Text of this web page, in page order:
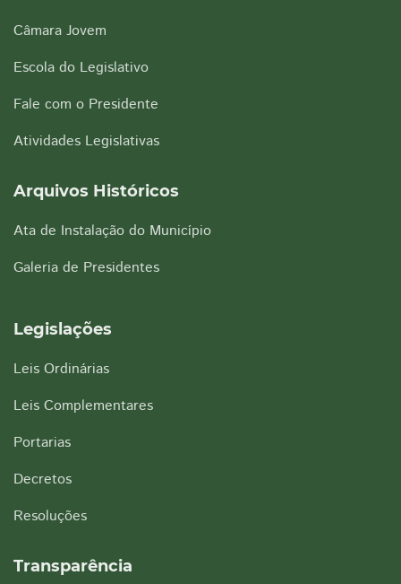
Câmara Jovem
Escola do Legislativo
Fale com o Presidente
Atividades Legislativas
Arquivos Históricos
Ata de Instalação do Município
Galeria de Presidentes
Legislações
Leis Ordinárias
Leis Complementares
Portarias
Decretos
Resoluções
Transparência